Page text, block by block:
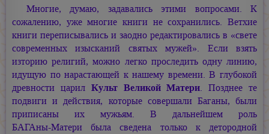
Многие, думаю, задавались этими вопросами. К
сожалению, уже многие книги не сохранились. Ветхие
книги переписывались и заодно редактировались в «свете
современных изысканий святых мужей». Если взять
изторию религий, можно легко проследить одну линию,
идущую по нарастающей к нашему времени. В глубокой
древности царил Культ Великой Матери. Позднее те
подвиги и действия, которые совершали Баганы, были
приписаны их мужьям. В дальнейшем роль
БАГАны-Матери была сведена только к детородной